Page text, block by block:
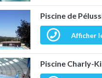
Piscine de
Afficher
Piscine Charly-